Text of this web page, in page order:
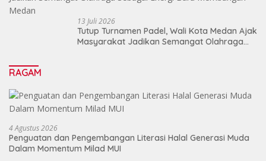
13 Juli 2026
Tutup Turnamen Padel, Wali Kota Medan Ajak
Masyarakat Jadikan Semangat Olahraga
RAGAM
4 Agustus 2026
Penguatan dan Pengembangan Literasi Halal Generasi Muda
Dalam Momentum Milad MUI